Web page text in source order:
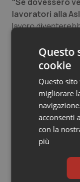
Salute orale
Tiroide
Tumore al
Tumore
Tumori del
Tumori
lavoratori alla
lavoro
15 Ottobre 2018
© Riproduzione
Questo
cookie
Questo
migliorare
acconsenti
con la
più